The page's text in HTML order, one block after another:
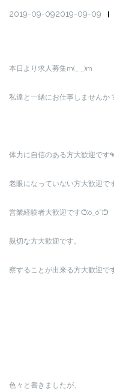
2019-09-092019-09-09
本日より求人募集m(_ _)m
私達と一緒にお仕事しませんか
老眼になっていない方大歓迎で
営業経験者大歓迎ですᕦ(ò_óˇ)ᕤ
親切な方大歓迎です。
察することが出来る方大歓迎で
色々と書きましたが、